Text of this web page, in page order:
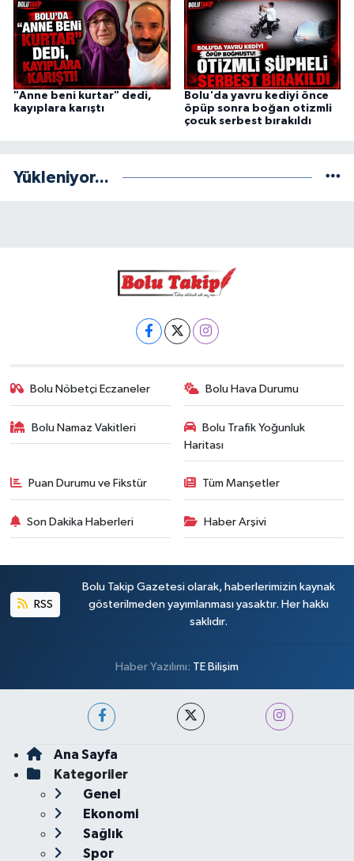
"Anne beni kurtar" dedi,
kayıplara karıştı
Bolu'da yavru kediyi önce
öpüp sonra boğan otizmli
çocuk serbest bırakıldı
Yükleniyor...
Bolu Nöbetçi Eczaneler Bolu Hava Durumu
Bolu Namaz Vakitleri
Bolu Trafik Yoğunluk
Haritası
Puan Durumu ve Fikstür Tüm Manşetler
Son Dakika Haberleri Haber Arşivi
RSS
Bolu Takip Gazetesi olarak, haberlerimizin kaynak
gösterilmeden yayımlanması yasaktır. Her hakkı
saklıdır.
Haber Yazılımı: TE Bilişim
Ana Sayfa
Kategoriler
Genel
Ekonomi
Sağlık
Spor